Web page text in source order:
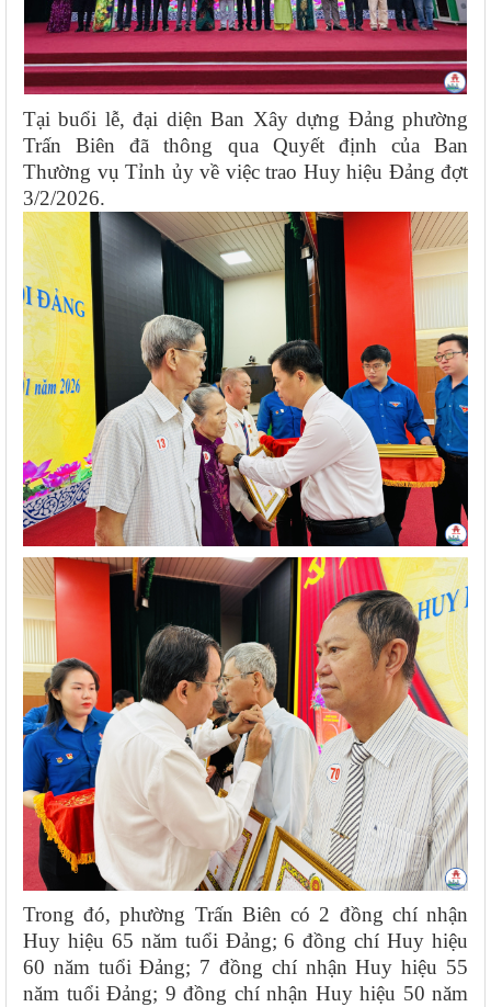
Tại buổi lễ, đại diện Ban Xây dựng Đảng phường
Trấn Biên đã thông qua Quyết định của Ban
Thường vụ Tỉnh ủy về việc trao Huy hiệu Đảng đợt
3/2/2026.
Trong đó, phường Trấn Biên có 2 đồng chí nhận
Huy hiệu 65 năm tuổi Đảng; 6 đồng chí Huy hiệu
60 năm tuổi Đảng; 7 đồng chí nhận Huy hiệu 55
năm tuổi Đảng; 9 đồng chí nhận Huy hiệu 50 năm